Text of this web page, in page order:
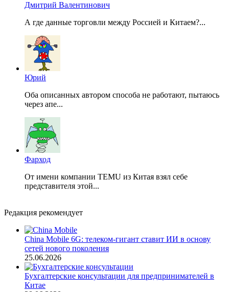
Дмитрий Валентинович
А где данные торговли между Россией и Китаем?...
Юрий
Оба описанных автором способа не работают, пытаюсь
через апе...
Фарход
От имени компании TEMU из Китая взял себе
представителя этой...
Редакция рекомендует
China Mobile 6G: телеком-гигант ставит ИИ в основу
сетей нового поколения
25.06.2026
Бухгалтерские консультации для предпринимателей в
Китае